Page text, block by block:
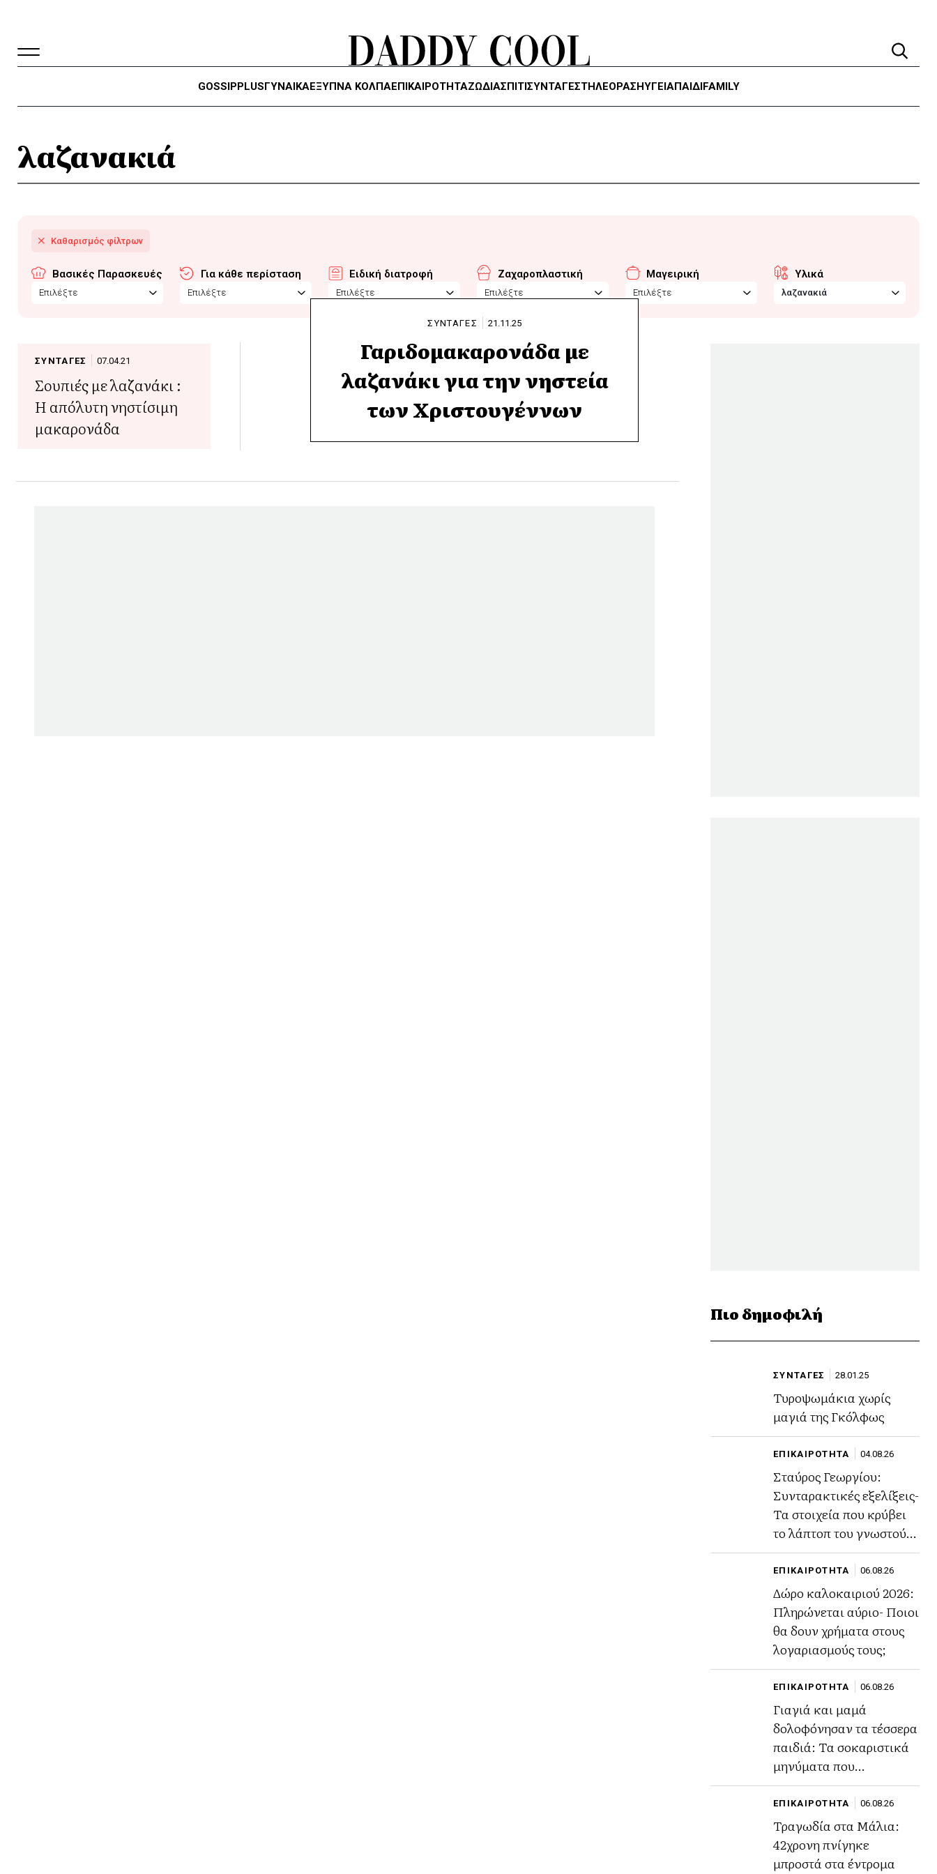
GOSSIPPLUSΓΥΝΑΙΚΑΈΞΥΠΝΑ ΚΌΛΠΑΕΠΙΚΑΙΡΟΤΗΤΑΖΏΔΙΑΣΠΙΤΙΣΥΝΤΑΓΕΣΤΗΛΕΌΡΑΣΗΥΓΕΊΑΠΑΙΔΙFAMILY
λαζανακιά
Βασικές Παρασκευές
Επιλέξτε
Για κάθε περίσταση
Επιλέξτε
Ειδική διατροφή
Επιλέξτε
Ζαχαροπλαστική
Επιλέξτε
Μαγειρική
Επιλέξτε
Υλικά
λαζανακιά
ΣΥΝΤΑΓΕΣ 21.11.25
Γαριδομακαρονάδα με
λαζανάκι για την νηστεία
των Χριστουγέννων
ΣΥΝΤΑΓΕΣ 07.04.21
Σουπιές με λαζανάκι :
Η απόλυτη νηστίσιμη
μακαρονάδα
Πιο δημοφιλή
ΣΥΝΤΑΓΕΣ 28.01.25
Τυροψωμάκια χωρίς
μαγιά της Γκόλφως
ΕΠΙΚΑΙΡΟΤΗΤΑ 04.08.26
Σταύρος Γεωργίου:
Συνταρακτικές εξελίξεις-
Τα στοιχεία που κρύβει
το λάπτοπ του γνωστού
ποινικολόγου
ΕΠΙΚΑΙΡΟΤΗΤΑ 06.08.26
Δώρο καλοκαιριού 2026:
Πληρώνεται αύριο- Ποιοι
θα δουν χρήματα στους
λογαριασμούς τους;
ΕΠΙΚΑΙΡΟΤΗΤΑ 06.08.26
Γιαγιά και μαμά
δολοφόνησαν τα τέσσερα
παιδιά: Τα σοκαριστικά
μηνύματα που
αποκάλυψαν το σχέδιο
τους.
ΕΠΙΚΑΙΡΟΤΗΤΑ 06.08.26
Τραγωδία στα Μάλια:
42χρονη πνίγηκε
μπροστά στα έντρομα